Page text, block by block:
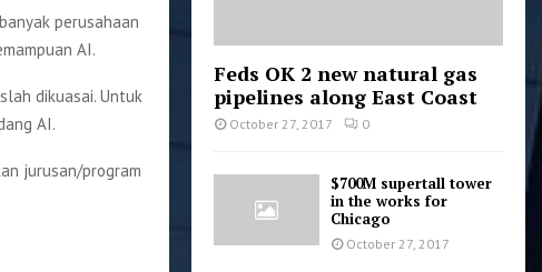
perusahaan
AI.
dikuasai. Untuk
AI.
jurusan/program
Feds OK 2 new natural gas
pipelines along East Coast
October 27, 2017 0
$700M supertall tower
in the works for
Chicago
October 27, 2017